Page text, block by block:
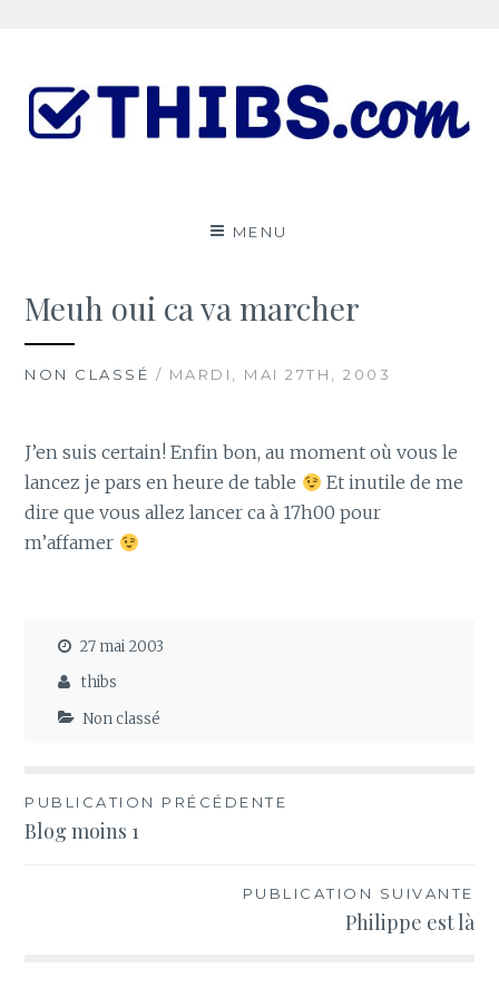
contenu
MENU
Meuh oui ca va marcher
NON CLASSÉ / MARDI, MAI 27TH, 2003
J’en suis certain! Enfin bon, au moment où vous le
lancez je pars en heure de table
Et inutile de me
dire que vous allez lancer ca à 17h00 pour
m’affamer
27 mai 2003
thibs
Non classé
Navigation
de
PUBLICATION PRÉCÉDENTE
Blog moins 1
PUBLICATION SUIVANTE
Philippe est là